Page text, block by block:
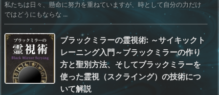
私たちは日々、懸命に努力を重ねていますが、時として自分の力だけ
ではどうにもならな ...
ブラックミラーの霊視術: ～サイキックト
レーニング入門～ブラックミラーの作り
方と聖別方法、そしてブラックミラーを
使った霊視（スクライング）の技術につ
いて解説